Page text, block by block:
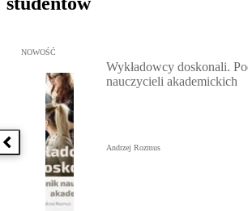
Poprzednia książka
Przejdź do: Wykładowcy doskonali.
NOWOŚĆ
Wykładowcy doskonali.
nauczycieli akademickich
Andrzej Rozmus